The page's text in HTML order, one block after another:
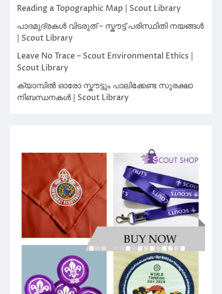
Reading a Topographic Map | Scout Library
പാദമുദ്രകൾ വിടരുത് – സ്കൗട്ട് പരിസ്ഥിതി നയങ്ങൾ
| Scout Library
Leave No Trace – Scout Environmental Ethics |
Scout Library
ക്യാമ്പിൽ ഓരോ സ്കൗട്ടും പാലിക്കേണ്ട സുരക്ഷാ
നിബന്ധനകൾ | Scout Library